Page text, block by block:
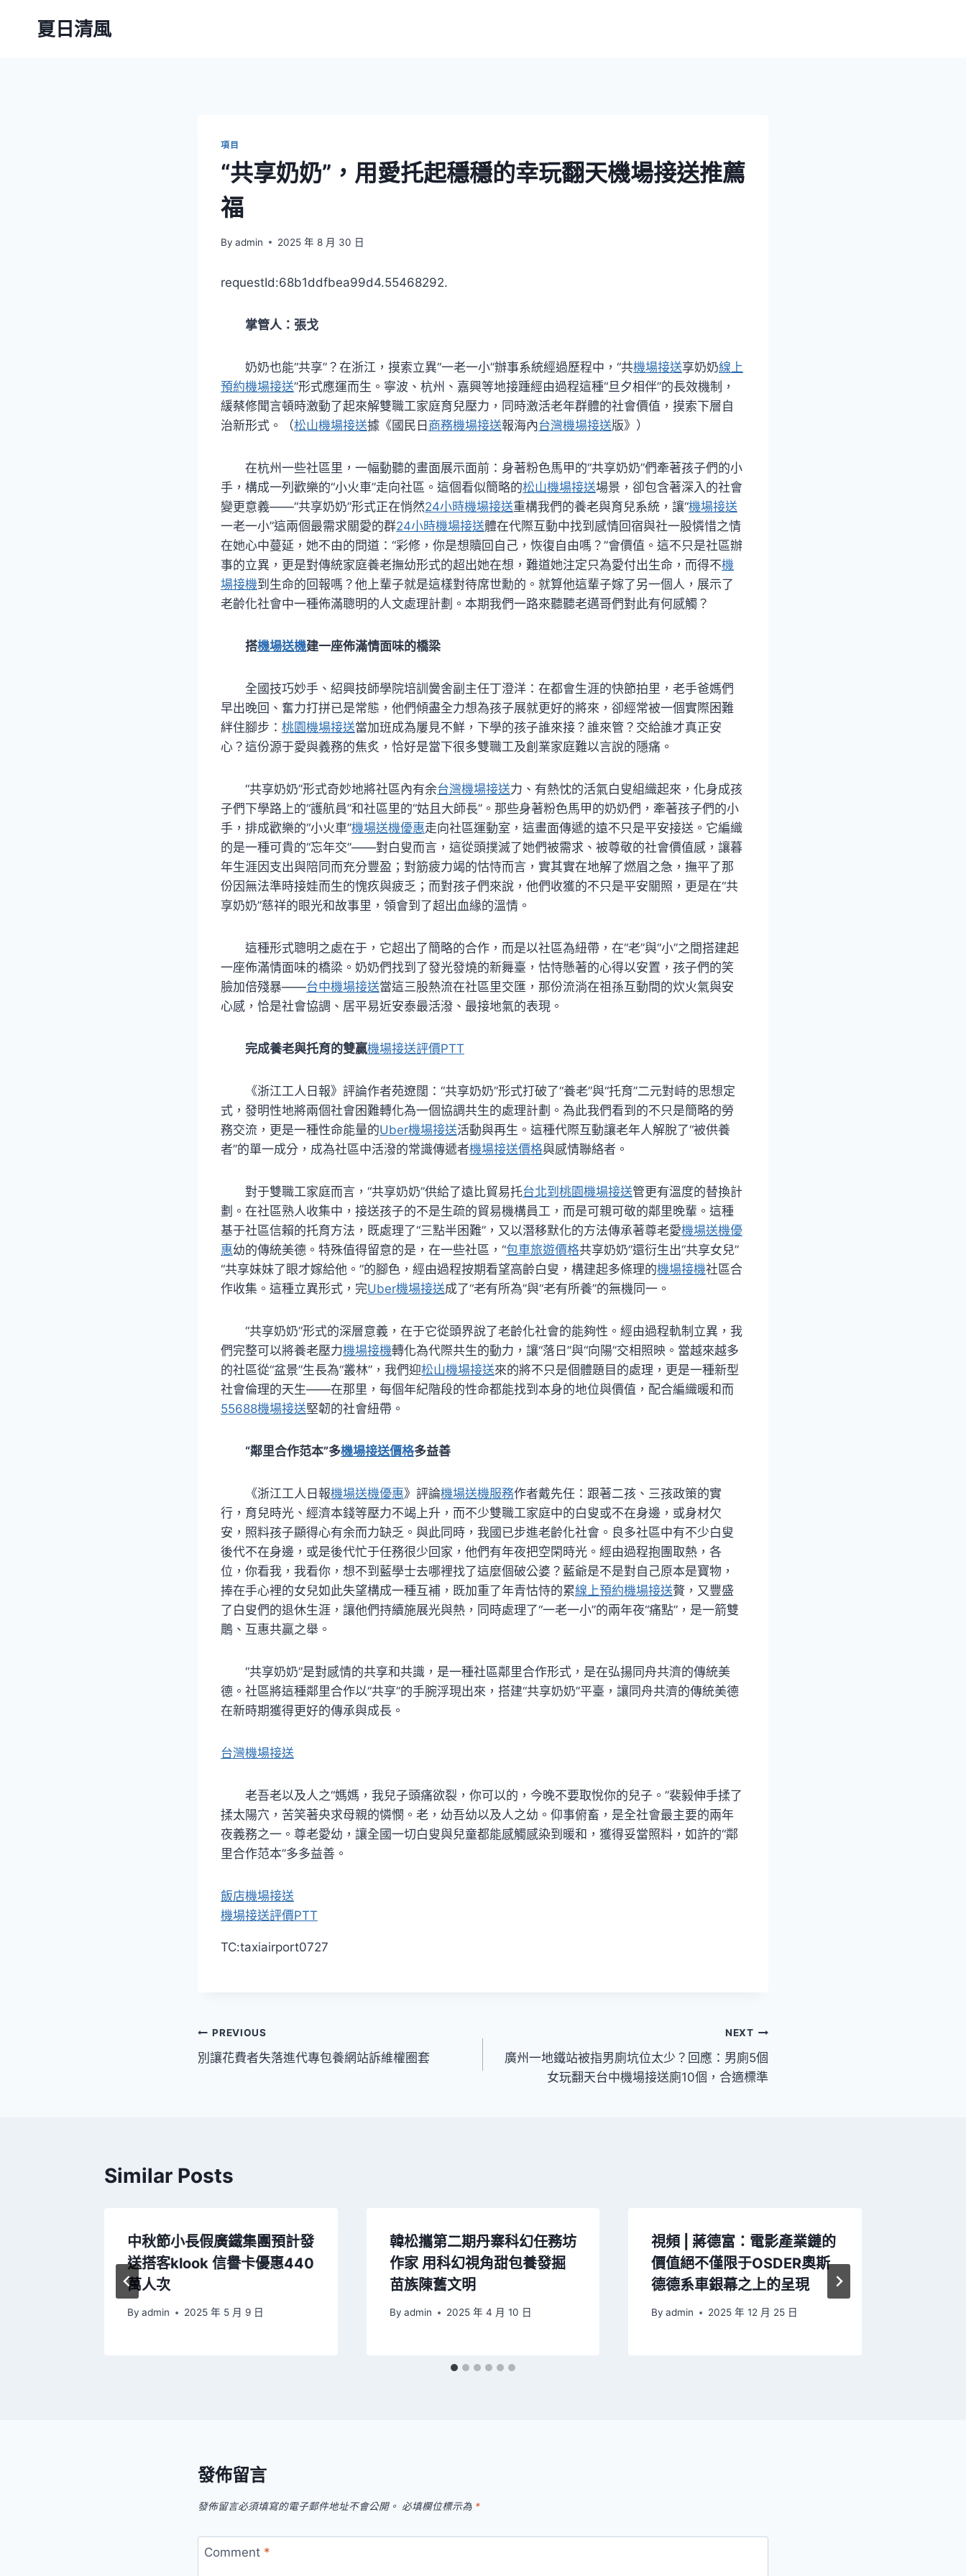
夏日清風
項目
“共享奶奶”，用愛托起穩穩的幸玩翻天機場接送推薦
福
By admin 2025 年 8 月 30 日
requestId:68b1ddfbea99d4.55468292.
掌管人：張戈
奶奶也能“共享”？在浙江，摸索立異“一老一小”辦事系統經過歷程中，“共機場接送享奶奶線上
預約機場接送”形式應運而生。寧波、杭州、嘉興等地接踵經由過程這種“旦夕相伴”的長效機制，
緩蔡修聞言頓時激動了起來解雙職工家庭育兒壓力，同時激活老年群體的社會價值，摸索下層自
治新形式。（松山機場接送據《國民日 商務機場接送報海內台灣機場接送版》）
在杭州一些社區里，一幅動聽的畫面展示面前：身著粉色馬甲的“共享奶奶”們牽著孩子們的小
手，構成一列歡樂的“小火車”走向社區。這個看似簡略的松山機場接送場景，卻包含著深入的社會
變更意義——“共享奶奶”形式正在悄然24小時機場接送重構我們的養老與育兒系統，讓“機場接送
一老一小”這兩個最需求關愛的群24小時機場接送體在代際互動中找到感情回宿與社一股憐惜之情
在她心中蔓延，她不由的問道：“彩修，你是想贖回自己，恢復自由嗎？”會價值。這不只是社區辦
事的立異，更是對傳統家庭養老撫幼形式的超出她在想，難道她注定只為愛付出生命，而得不機
場接機到生命的回報嗎？他上輩子就是這樣對待席世勳的。就算他這輩子嫁了另一個人，展示了
老齡化社會中一種佈滿聰明的人文處理計劃。本期我們一路來聽聽老邁哥們對此有何感觸？
搭機場送機建一座佈滿情面味的橋梁
全國技巧妙手、紹興技師學院培訓黌舍副主任丁澄洋：在都會生涯的快節拍里，老手爸媽們
早出晚回、奮力打拼已是常態，他們傾盡全力想為孩子展就更好的將來，卻經常被一個實際困難
絆住腳步： 桃園機場接送當加班成為屢見不鮮，下學的孩子誰來接？誰來管？交給誰才真正安
心？這份源于愛與義務的焦炙，恰好是當下很多雙職工及創業家庭難以言說的隱痛。
“共享奶奶”形式奇妙地將社區內有余台灣機場接送力、有熱忱的活氣白叟組織起來，化身成孩
子們下學路上的“護航員”和社區里的“姑且大師長”。那些身著粉色馬甲的奶奶們，牽著孩子們的小
手，排成歡樂的“小火車”機場送機優惠走向社區運動室，這畫面傳遞的遠不只是平安接送。它編織
的是一種可貴的“忘年交”——對白叟而言，這從頭撲滅了她們被需求、被尊敬的社會價值感，讓暮
年生涯因支出與陪同而充分豐盈；對筋疲力竭的怙恃而言，實其實在地解了燃眉之急，撫平了那
份因無法準時接娃而生的愧疚與疲乏；而對孩子們來說，他們收獲的不只是平安關照，更是在“共
享奶奶”慈祥的眼光和故事里，領會到了超出血緣的溫情。
這種形式聰明之處在于，它超出了簡略的合作，而是以社區為紐帶，在“老”與“小”之間搭建起
一座佈滿情面味的橋梁。奶奶們找到了發光發燒的新舞臺，怙恃懸著的心得以安置，孩子們的笑
臉加倍殘暴——台中機場接送當這三股熱流在社區里交匯，那份流淌在祖孫互動間的炊火氣與安
心感，恰是社會協調、居平易近安泰最活潑、最接地氣的表現。
完成養老與托育的雙贏機場接送評價PTT
《浙江工人日報》評論作者苑遼闊：“共享奶奶”形式打破了“養老”與“托育”二元對峙的思想定
式，發明性地將兩個社會困難轉化為一個協調共生的處理計劃。為此我們看到的不只是簡略的勞
務交流，更是一種性命能量的Uber機場接送活動與再生。這種代際互動讓老年人解脫了“被供養
者”的單一成分，成為社區中活潑的常識傳遞者機場接送價格與感情聯絡者。
對于雙職工家庭而言，“共享奶奶”供給了遠比貿易托台北到桃園機場接送管更有溫度的替換計
劃。在社區熟人收集中，接送孩子的不是生疏的貿易機構員工，而是可親可敬的鄰里晚輩。這種
基于社區信賴的托育方法，既處理了“三點半困難”，又以潛移默化的方法傳承著尊老愛機場送機優
惠幼的傳統美德。特殊值得留意的是，在一些社區，“包車旅遊價格共享奶奶”還衍生出“共享女兒”
“共享妹妹了眼才嫁給他。”的腳色，經由過程按期看望高齡白叟，構建起多條理的機場接機社區合
作收集。這種立異形式，完Uber機場接送成了“老有所為”與“老有所養”的無機同一。
“共享奶奶”形式的深層意義，在于它從頭界說了老齡化社會的能夠性。經由過程軌制立異，我
們完整可以將養老壓力機場接機轉化為代際共生的動力，讓“落日”與“向陽”交相照映。當越來越多
的社區從“盆景”生長為“叢林”，我們迎松山機場接送來的將不只是個體題目的處理，更是一種新型
社會倫理的天生——在那里，每個年紀階段的性命都能找到本身的地位與價值，配合編織暖和而
55688機場接送堅韌的社會紐帶。
“鄰里合作范本”多機場接送價格多益善
《浙江工人日報機場送機優惠》 評論機場送機服務作者戴先任：跟著二孩、三孩政策的實
行，育兒時光、經濟本錢等壓力不竭上升，而不少雙職工家庭中的白叟或不在身邊，或身材欠
安，照料孩子顯得心有余而力缺乏。與此同時，我國已步進老齡化社會。良多社區中有不少白叟
後代不在身邊，或是後代忙于任務很少回家，他們有年夜把空閑時光。經由過程抱團取熱，各
位，你看我，我看你，想不到藍學士去哪裡找了這麼個破公婆？藍爺是不是對自己原本是寶物，
捧在手心裡的女兒如此失望構成一種互補，既加重了年青怙恃的累線上預約機場接送贅，又豐盛
了白叟們的退休生涯，讓他們持續施展光與熱，同時處理了“一老一小”的兩年夜“痛點”，是一箭雙
鵰、互惠共贏之舉。
“共享奶奶”是對感情的共享和共識，是一種社區鄰里合作形式，是在弘揚同舟共濟的傳統美
德。社區將這種鄰里合作以“共享”的手腕浮現出來，搭建“共享奶奶”平臺，讓同舟共濟的傳統美德
在新時期獲得更好的傳承與成長。
台灣機場接送
老吾老以及人之“媽媽，我兒子頭痛欲裂，你可以的，今晚不要取悅你的兒子。”裴毅伸手揉了
揉太陽穴，苦笑著央求母親的憐憫。老，幼吾幼以及人之幼。仰事俯畜，是全社會最主要的兩年
夜義務之一。尊老愛幼，讓全國一切白叟與兒童都能感觸感染到暖和，獲得妥當照料，如許的“鄰
里合作范本”多多益善。
飯店機場接送
機場接送評價PTT
TC:taxiairport0727
文
章
PREVIOUS
別讓花費者失落進代專包養網站訴維權圈套
NEXT
廣州一地鐵站被指男廁坑位太少？回應：男廁5個
女玩翻天台中機場接送廁10個，合適標準
Similar Posts
中秋節小長假廣鐵集團預計發
送搭客klook 信譽卡優惠440
萬人次
By admin 2025 年 5 月 9 日
韓松攜第二期丹寨科幻任務坊
作家 用科幻視角甜包養發掘
苗族陳舊文明
By admin 2025 年 4 月 10 日
視頻 | 蔣德富：電影產業鏈的
價值絕不僅限于OSDER奧斯
德德系車銀幕之上的呈現
By admin 2025 年 12 月 25 日
發佈留言
發佈留言必須填寫的電子郵件地址不會公開。 必填欄位標示為 *
Comment *